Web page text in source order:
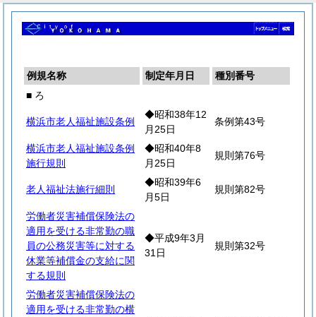
例規名称 制定年月日
種別番号
■ ろ
横浜市老人福祉施設条例
◆昭和38年12
月25日
条例第43号
横浜市老人福祉施設条例
施行規則
◆昭和40年8
月25日
規則第76号
老人福祉法施行細則
◆昭和39年6
月5日
規則第82号
労働者災害補償保険法の
適用を受ける非常勤の職
員の公務災害等に対する
休業等補償金の支給に関
する規則
◆平成9年3月
31日
規則第32号
労働者災害補償保険法の
適用を受ける非常勤の横